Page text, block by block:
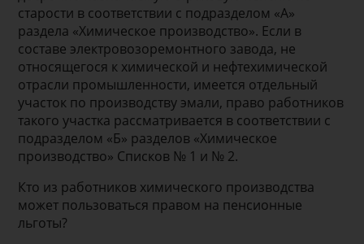
старости в соответствии с подразделом «А»
раздела «Химическое производство». Если в
составе электровозоремонтного завода, не
относящегося к химической и нефтехимической
отрасли промышленности, имеется отдельный
участок по производству эмали, право работников
такого участка рассматривается в соответствии с
подразделом «Б» разделов «Химическое
производство» Списков № 1 и № 2.
Кто из работников химического производства
может пользоваться правом на пенсионные
льготы?